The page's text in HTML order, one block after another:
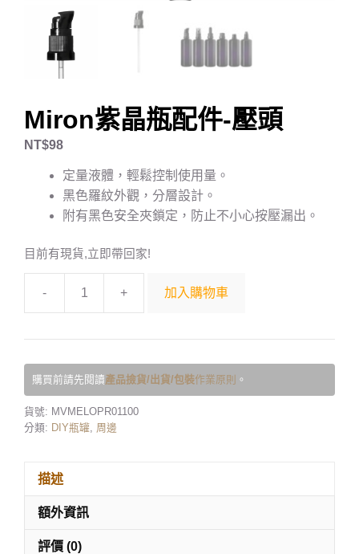
Miron紫晶瓶配件-壓頭
NT$98
定量液體，輕鬆控制使用量。
黑色羅紋外觀，分層設計。
附有黑色安全夾鎖定，防止不小心按壓漏出。
目前有現貨,立即帶回家!
- + 加入購物車
購買前請先閱讀產品撿貨/出貨/包裝作業原則 。
貨號: MVMELOPR01100
分類: DIY瓶罐 周邊
描述
額外資訊
評價 (0)